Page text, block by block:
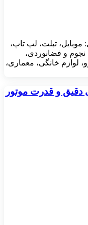
موبایل، تبلت، لپ تاپ،
و فضانوردی،
لوازم خانگی، معماری،
و قدرت موتور